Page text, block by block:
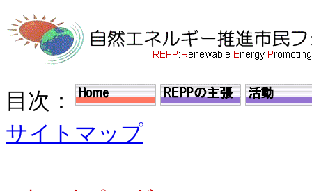
目次：
サイトマップ